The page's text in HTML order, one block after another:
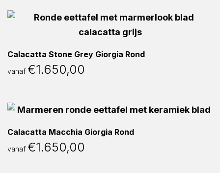
Calacatta Stone Grey Giorgia Rond
vanaf €1.650,00
Calacatta Macchia Giorgia Rond
vanaf €1.650,00